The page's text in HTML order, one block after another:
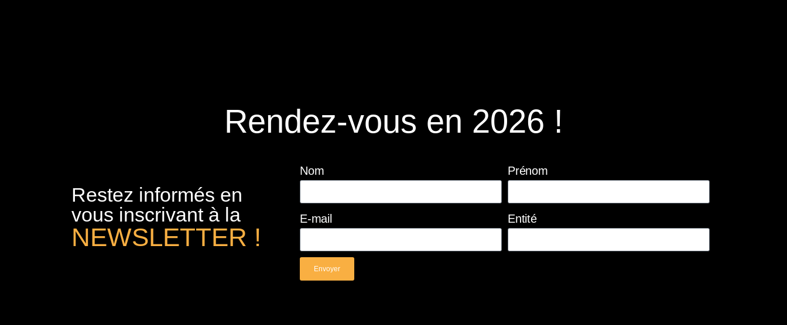
Rendez-vous en 2026 !
Restez informés en
vous inscrivant à la
NEWSLETTER !
Nom Prénom
E-mail Entité
Envoyer